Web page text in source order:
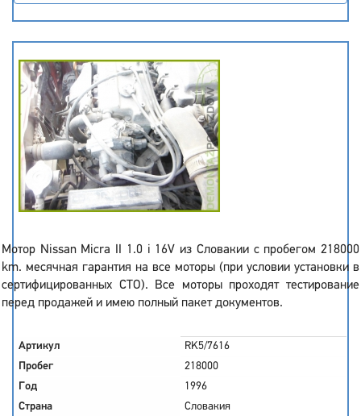
Мотор Nissan Micra II 1.0 i 16V из Словакии с пробегом 218000
km. месячная гарантия на все моторы (при условии установки в
сертифицированных СТО). Все моторы проходят тестирование
перед продажей и имею полный пакет документов.
Артикул
RK5/7616
Пробег
218000
Год
1996
Страна
Словакия